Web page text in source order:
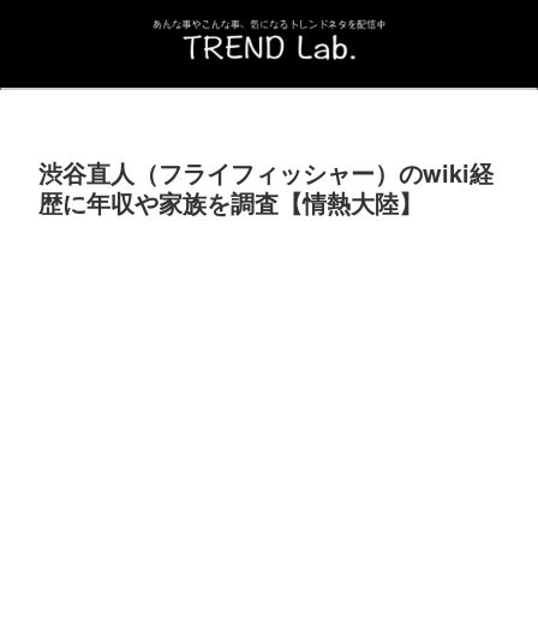
渋谷直人（フライフィッシャー）のwiki経
歴に年収や家族を調査【情熱大陸】